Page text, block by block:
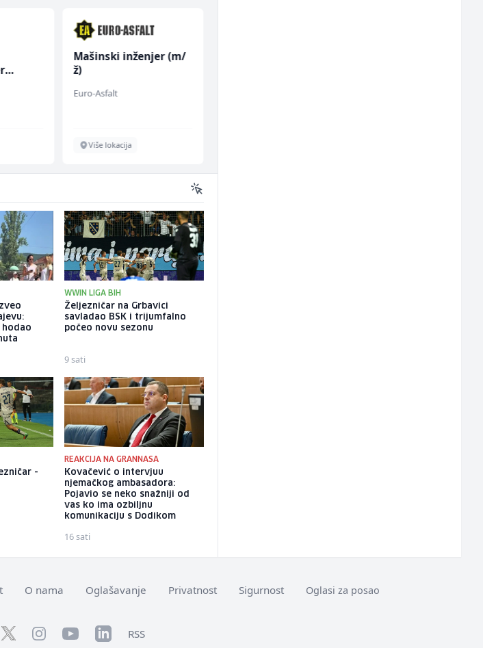
Mašinski inženjer (m/
ž)
Euro-Asfalt
Više lokacija
hodao
WWIN LIGA BIH
Željezničar na Grbavici
savladao BSK i trijumfalno
počeo novu sezonu
9 sati
-
REAKCIJA NA GRANNASA
Kovačević o intervjuu
njemačkog ambasadora:
Pojavio se neko snažniji od
vas ko ima ozbiljnu
komunikaciju s Dodikom
16 sati
O nama Oglašavanje Privatnost Sigurnost Oglasi za posao
TwitterInstagramYouTubeLinkedInRSS